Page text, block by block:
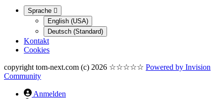
Sprache
English (USA)
Deutsch (Standard)
Kontakt
Cookies
copyright tom-next.com (c) 2026 ☆☆☆☆☆ Powered by Invision
Community
Anmelden